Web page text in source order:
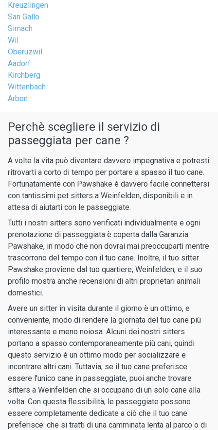
Kreuzlingen
San Gallo
Sirnach
Wil
Oberuzwil
Aadorf
Kirchberg
Wittenbach
Arbon
Perchè scegliere il servizio di
passeggiata per cane ?
A volte la vita può diventare davvero impegnativa e potresti
ritrovarti a corto di tempo per portare a spasso il tuo cane.
Fortunatamente con Pawshake è davvero facile connettersi
con tantissimi pet sitters a Weinfelden, disponibili e in
attesa di aiutarti con le passeggiate.
Tutti i nostri sitters sono verificati individualmente e ogni
prenotazione di passeggiata è coperta dalla Garanzia
Pawshake, in modo che non dovrai mai preoccuparti mentre
trascorrono del tempo con il tuo cane. Inoltre, il tuo sitter
Pawshake proviene dal tuo quartiere, Weinfelden, e il suo
profilo mostra anche recensioni di altri proprietari animali
domestici.
Avere un sitter in visita durante il giorno è un ottimo, e
conveniente, modo di rendere la giornata del tuo cane più
interessante e meno noiosa. Alcuni dei nostri sitters
portano a spasso contemporaneamente più cani, quindi
questo servizio è un ottimo modo per socializzare e
incontrare altri cani. Tuttavia, se il tuo cane preferisce
essere l'unico cane in passeggiate, puoi anche trovare
sitters a Weinfelden che si occupano di un solo cane alla
volta. Con questa flessibilità, le passeggiate possono
essere completamente dedicate a ciò che il tuo cane
preferisce: che si tratti di una camminata lenta al parco o di